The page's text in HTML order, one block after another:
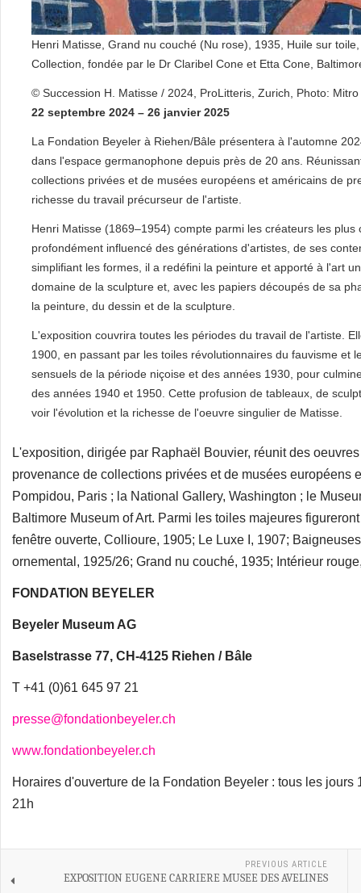
Henri Matisse, Grand nu couché (Nu rose), 1935, Huile sur
Collection, fondée par le Dr Claribel Cone et Etta Cone,
© Succession H. Matisse / 2024, ProLitteris, Zurich, Photo: Mitro
22 septembre 2024 – 26 janvier 2025
La Fondation Beyeler à Riehen/Bâle présentera à l'automne
dans l'espace germanophone depuis près de 20 ans.
collections privées et de musées européens et américains de
richesse du travail précurseur de l'artiste.
Henri Matisse (1869–1954) compte parmi les créateurs les
profondément influencé des générations d'artistes, de ses
simplifiant les formes, il a redéfini la peinture et apporté à l'art
domaine de la sculpture et, avec les papiers découpés de sa
la peinture, du dessin et de la sculpture.
L'exposition couvrira toutes les périodes du travail de l'artiste.
1900, en passant par les toiles révolutionnaires du fauvisme et
sensuels de la période niçoise et des années 1930, pour
des années 1940 et 1950. Cette profusion de tableaux, de
voir l'évolution et la richesse de l'oeuvre singulier de Matisse.
L'exposition, dirigée par Raphaël Bouvier, réunit des
provenance de collections privées et de musées européens
Pompidou, Paris ; la National Gallery, Washington ; le
Baltimore Museum of Art. Parmi les toiles majeures
fenêtre ouverte, Collioure, 1905; Le Luxe I, 1907;
ornemental, 1925/26; Grand nu couché, 1935; Intérieur
FONDATION BEYELER
Beyeler Museum AG
Baselstrasse 77, CH-4125 Riehen / Bâle
T +41 (0)61 645 97 21
presse@fondationbeyeler.ch
www.fondationbeyeler.ch
Horaires d'ouverture de la Fondation Beyeler : tous les
21h
PREVIOUS ARTICLE
EXPOSITION EUGENE CARRIERE MUSEE DES AVELINES